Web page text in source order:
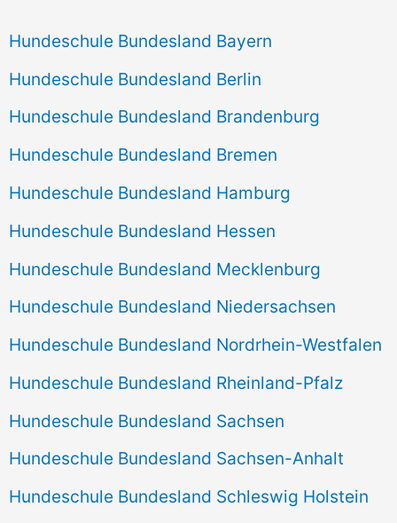
Hundeschule Bundesland Bayern
Hundeschule Bundesland Berlin
Hundeschule Bundesland Brandenburg
Hundeschule Bundesland Bremen
Hundeschule Bundesland Hamburg
Hundeschule Bundesland Hessen
Hundeschule Bundesland Mecklenburg
Hundeschule Bundesland Niedersachsen
Hundeschule Bundesland Nordrhein-Westfalen
Hundeschule Bundesland Rheinland-Pfalz
Hundeschule Bundesland Sachsen
Hundeschule Bundesland Sachsen-Anhalt
Hundeschule Bundesland Schleswig Holstein